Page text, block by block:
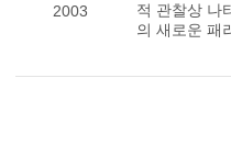
2003
적 관찰상 나
의 새로운 패